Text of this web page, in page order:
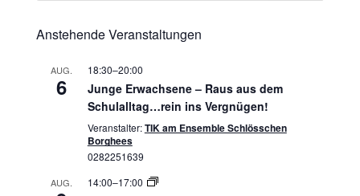
Anstehende Veranstaltungen
AUG.
6
18:30–20:00
Junge Erwachsene – Raus aus dem
Schulalltag…rein ins Vergnügen!
Veranstalter:TIK am Ensemble Schlösschen
Borghees
0282251639
AUG. 14:00–17:00